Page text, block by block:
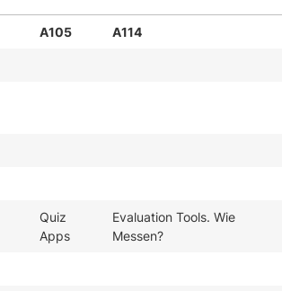
A105 A114
Quiz
Apps
Evaluation Tools. Wie
Messen?